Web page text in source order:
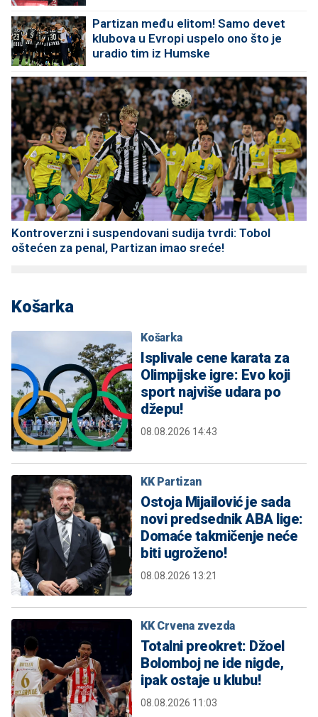
Partizan među elitom! Samo devet
klubova u Evropi uspelo ono što je
uradio tim iz Humske
Kontroverzni i suspendovani sudija tvrdi: Tobol
oštećen za penal, Partizan imao sreće!
Košarka
Košarka
Isplivale cene karata za
Olimpijske igre: Evo koji
sport najviše udara po
džepu!
08.08.2026 14:43
KK Partizan
Ostoja Mijailović je sada
novi predsednik ABA lige:
Domaće takmičenje neće
biti ugroženo!
08.08.2026 13:21
KK Crvena zvezda
Totalni preokret: Džoel
Bolomboj ne ide nigde,
ipak ostaje u klubu!
08.08.2026 11:03